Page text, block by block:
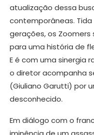
atualização dessa
contemporâneas.
gerações, os
para uma história de
E é com uma sinergia
o diretor acompanha
(Giuliano Garutti) por
desconhecido.
Em diálogo com o